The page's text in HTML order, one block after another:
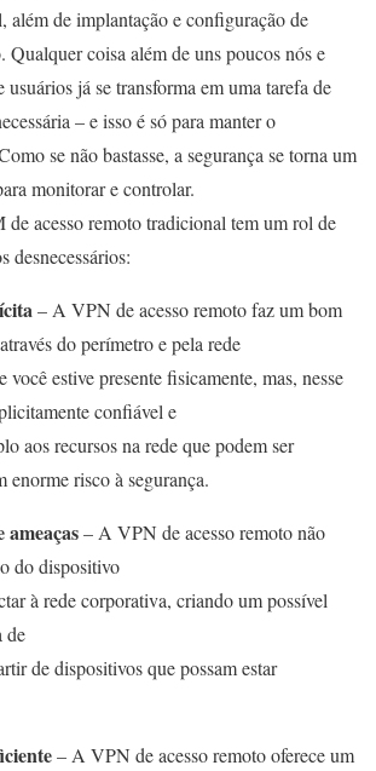
além de implantação e configuração de
Qualquer coisa além de uns poucos nós e
usuários já se transforma em uma tarefa de
– e isso é só para manter o
se não bastasse, a segurança se torna um
monitorar e controlar.
acesso remoto tradicional tem um rol de
desnecessários:
– A VPN de acesso remoto faz um bom
do perímetro e pela rede
você estive presente fisicamente, mas, nesse
confiável e
aos recursos na rede que podem ser
enorme risco à segurança.
ameaças– A VPN de acesso remoto não
do dispositivo
à rede corporativa, criando um possível
de
de dispositivos que possam estar
– A VPN de acesso remoto oferece um